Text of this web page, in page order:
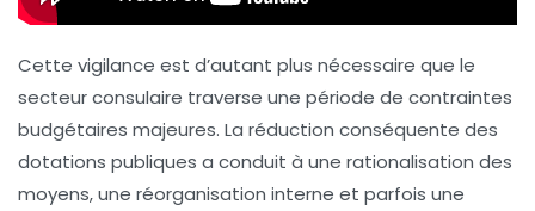
Cette vigilance est d’autant plus nécessaire que le
secteur consulaire traverse une période de contraintes
budgétaires majeures. La réduction conséquente des
dotations publiques a conduit à une rationalisation des
moyens, une réorganisation interne et parfois une